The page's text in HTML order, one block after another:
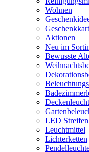
Wohnen
Aktionen
Neu im
Bewusste
LED Streifen
Leuchtmittel
Lichterketten